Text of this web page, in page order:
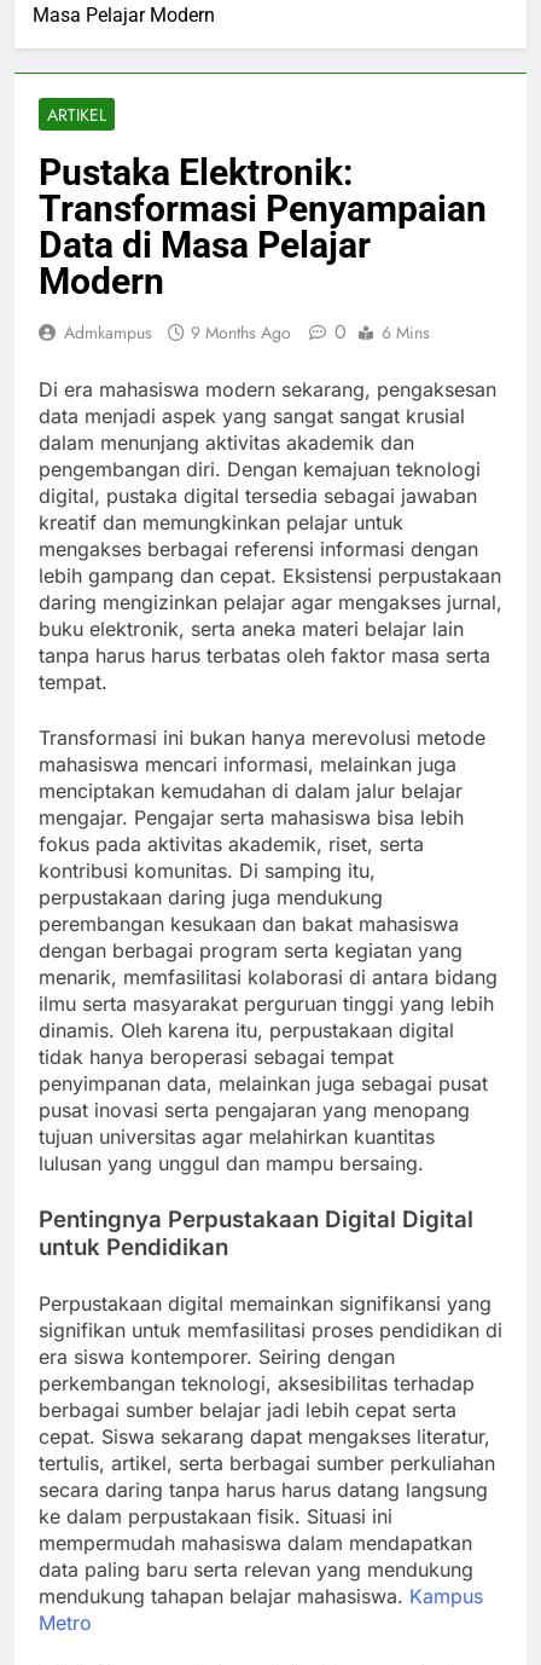
Masa Pelajar Modern
ARTIKEL
Pustaka Elektronik:
Transformasi Penyampaian
Data di Masa Pelajar
Modern
Admkampus 9 Months Ago 0 6 Mins
Di era mahasiswa modern sekarang, pengaksesan
data menjadi aspek yang sangat sangat krusial
dalam menunjang aktivitas akademik dan
pengembangan diri. Dengan kemajuan teknologi
digital, pustaka digital tersedia sebagai jawaban
kreatif dan memungkinkan pelajar untuk
mengakses berbagai referensi informasi dengan
lebih gampang dan cepat. Eksistensi perpustakaan
daring mengizinkan pelajar agar mengakses jurnal,
buku elektronik, serta aneka materi belajar lain
tanpa harus harus terbatas oleh faktor masa serta
tempat.
Transformasi ini bukan hanya merevolusi metode
mahasiswa mencari informasi, melainkan juga
menciptakan kemudahan di dalam jalur belajar
mengajar. Pengajar serta mahasiswa bisa lebih
fokus pada aktivitas akademik, riset, serta
kontribusi komunitas. Di samping itu,
perpustakaan daring juga mendukung
perembangan kesukaan dan bakat mahasiswa
dengan berbagai program serta kegiatan yang
menarik, memfasilitasi kolaborasi di antara bidang
ilmu serta masyarakat perguruan tinggi yang lebih
dinamis. Oleh karena itu, perpustakaan digital
tidak hanya beroperasi sebagai tempat
penyimpanan data, melainkan juga sebagai pusat
pusat inovasi serta pengajaran yang menopang
tujuan universitas agar melahirkan kuantitas
lulusan yang unggul dan mampu bersaing.
Pentingnya Perpustakaan Digital Digital
untuk Pendidikan
Perpustakaan digital memainkan signifikansi yang
signifikan untuk memfasilitasi proses pendidikan di
era siswa kontemporer. Seiring dengan
perkembangan teknologi, aksesibilitas terhadap
berbagai sumber belajar jadi lebih cepat serta
cepat. Siswa sekarang dapat mengakses literatur,
tertulis, artikel, serta berbagai sumber perkuliahan
secara daring tanpa harus harus datang langsung
ke dalam perpustakaan fisik. Situasi ini
mempermudah mahasiswa dalam mendapatkan
data paling baru serta relevan yang mendukung
mendukung tahapan belajar mahasiswa. Kampus
Metro